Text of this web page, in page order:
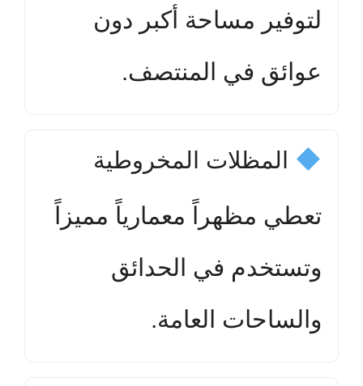
لتوفير مساحة أكبر دون
عوائق في المنتصف.
المظلات المخروطية
تعطي مظهراً معمارياً مميزاً
وتستخدم في الحدائق
والساحات العامة.